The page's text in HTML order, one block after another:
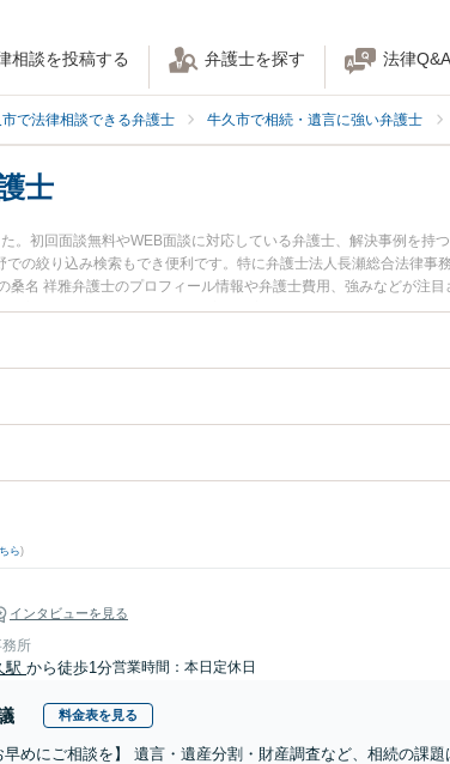
相談を投稿する 弁護士を探す 法律
で法律相談できる弁護士 牛久市で相続・遺言に強い弁護士
士
。初回面談無料やWEB面談に対応している弁護士、解決事例を持
の絞り込み検索もでき便利です。特に弁護士法人長瀬総合法律事
名 祥雅弁護士のプロフィール情報や弁護士費用、強みなどが注
産分割協議のトラブル解決の実績豊富な近くの弁護士を検索した
さんにおすすめです。
ら)
インタビューを見る
所
駅 から徒歩1分営業時間：本日定休日
料金表を見る
早めにご相談を】 遺言・遺産分割・財産調査など、相続の課